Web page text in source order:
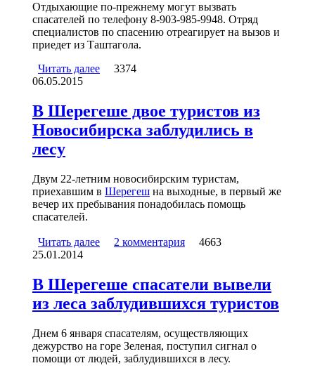
Отдыхающие по-прежнему могут вызвать
спасателей по телефону 8-903-985-9948. Отряд
специалистов по спасению отреагирует на вызов и
приедет из Таштагола.
Читать далее о Спасатели покинули гору Зеленая
3374
06.05.2015
В Шерегеше двое туристов из
Новосибирска заблудились в
лесу
Двум 22-летним новосибирским туристам,
приехавшим в Шерегеш на выходные, в первый же
вечер их пребывания понадобилась помощь
спасателей.
Читать далее о В Шерегеше двое туристов из
2 комментария
4663
25.01.2014
В Шерегеше спасатели вывели
из леса заблудившихся туристов
Днем 6 января спасателям, осуществляющих
дежурство на горе Зеленая, поступил сигнал о
помощи от людей, заблудившихся в лесу.